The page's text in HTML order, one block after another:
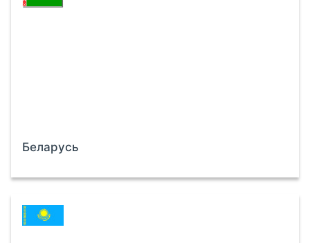
Беларусь